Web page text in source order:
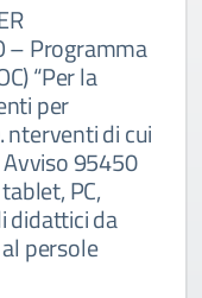
– Programma
“Per la
per
di cui
95450
PC,
didattici da
persole